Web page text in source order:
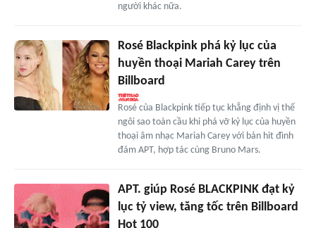
người khác nữa.
Rosé Blackpink phá kỷ lục của
huyền thoại Mariah Carey trên
Billboard
Rosé của Blackpink tiếp tục khẳng định vị thế
ngôi sao toàn cầu khi phá vỡ kỷ lục của huyền
thoại âm nhạc Mariah Carey với bản hit đình
đám APT, hợp tác cùng Bruno Mars.
APT. giúp Rosé BLACKPINK đạt kỷ
lục tỷ view, tăng tốc trên Billboard
Hot 100